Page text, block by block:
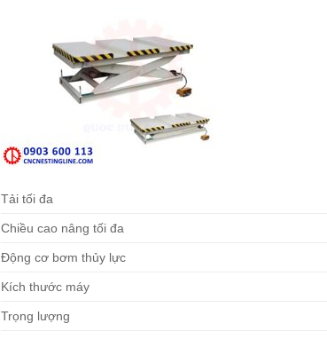
Tải tối đa
Chiều cao nâng tối đa
Động cơ bơm thủy lực
Kích thước máy
Trọng lượng